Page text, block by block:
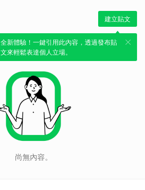
建立貼文
全新體驗！一鍵引用此內容，透過發布貼
文來輕鬆表達個人立場。
尚無內容。